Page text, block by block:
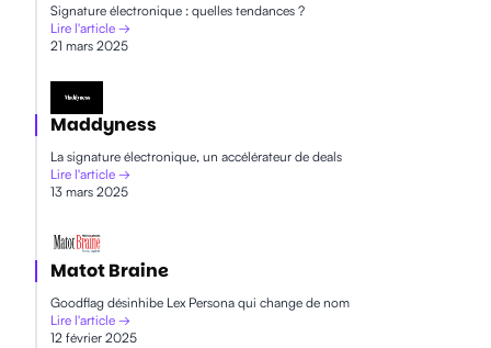
Signature électronique : quelles tendances ?
Lire l'article →
21 mars 2025
Maddyness
La signature électronique, un accélérateur de deals
Lire l'article →
13 mars 2025
Matot Braine
Goodflag désinhibe Lex Persona qui change de nom
Lire l'article →
12 février 2025